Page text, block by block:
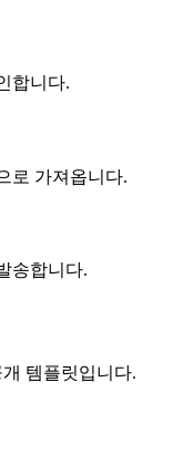
합니다.
로 가져옵니다.
송합니다.
템플릿입니다.